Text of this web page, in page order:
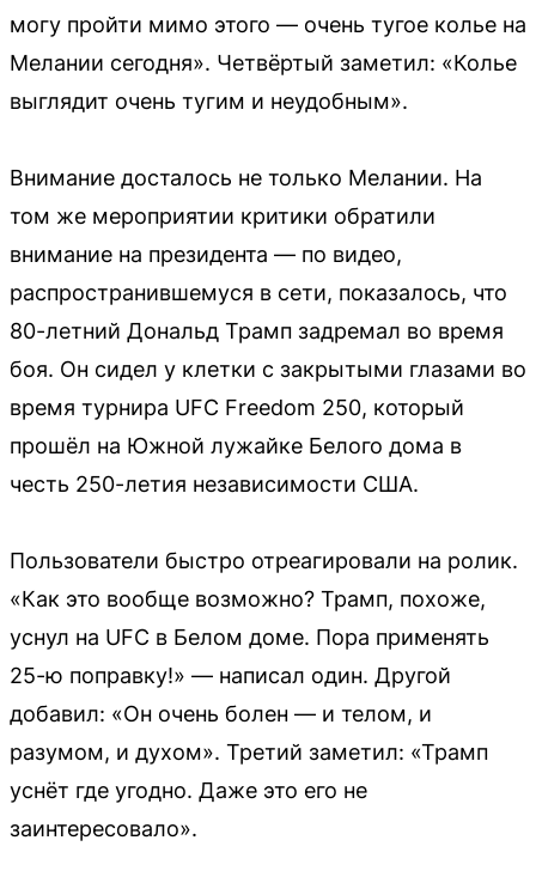
могу пройти мимо этого — очень тугое колье на
Мелании сегодня». Четвёртый заметил: «Колье
выглядит очень тугим и неудобным».
Внимание досталось не только Мелании. На
том же мероприятии критики обратили
внимание на президента — по видео,
распространившемуся в сети, показалось, что
80-летний Дональд Трамп задремал во время
боя. Он сидел у клетки с закрытыми глазами во
время турнира UFC Freedom 250, который
прошёл на Южной лужайке Белого дома в
честь 250-летия независимости США.
Пользователи быстро отреагировали на ролик.
«Как это вообще возможно? Трамп, похоже,
уснул на UFC в Белом доме. Пора применять
25-ю поправку!» — написал один. Другой
добавил: «Он очень болен — и телом, и
разумом, и духом». Третий заметил: «Трамп
уснёт где угодно. Даже это его не
заинтересовало».